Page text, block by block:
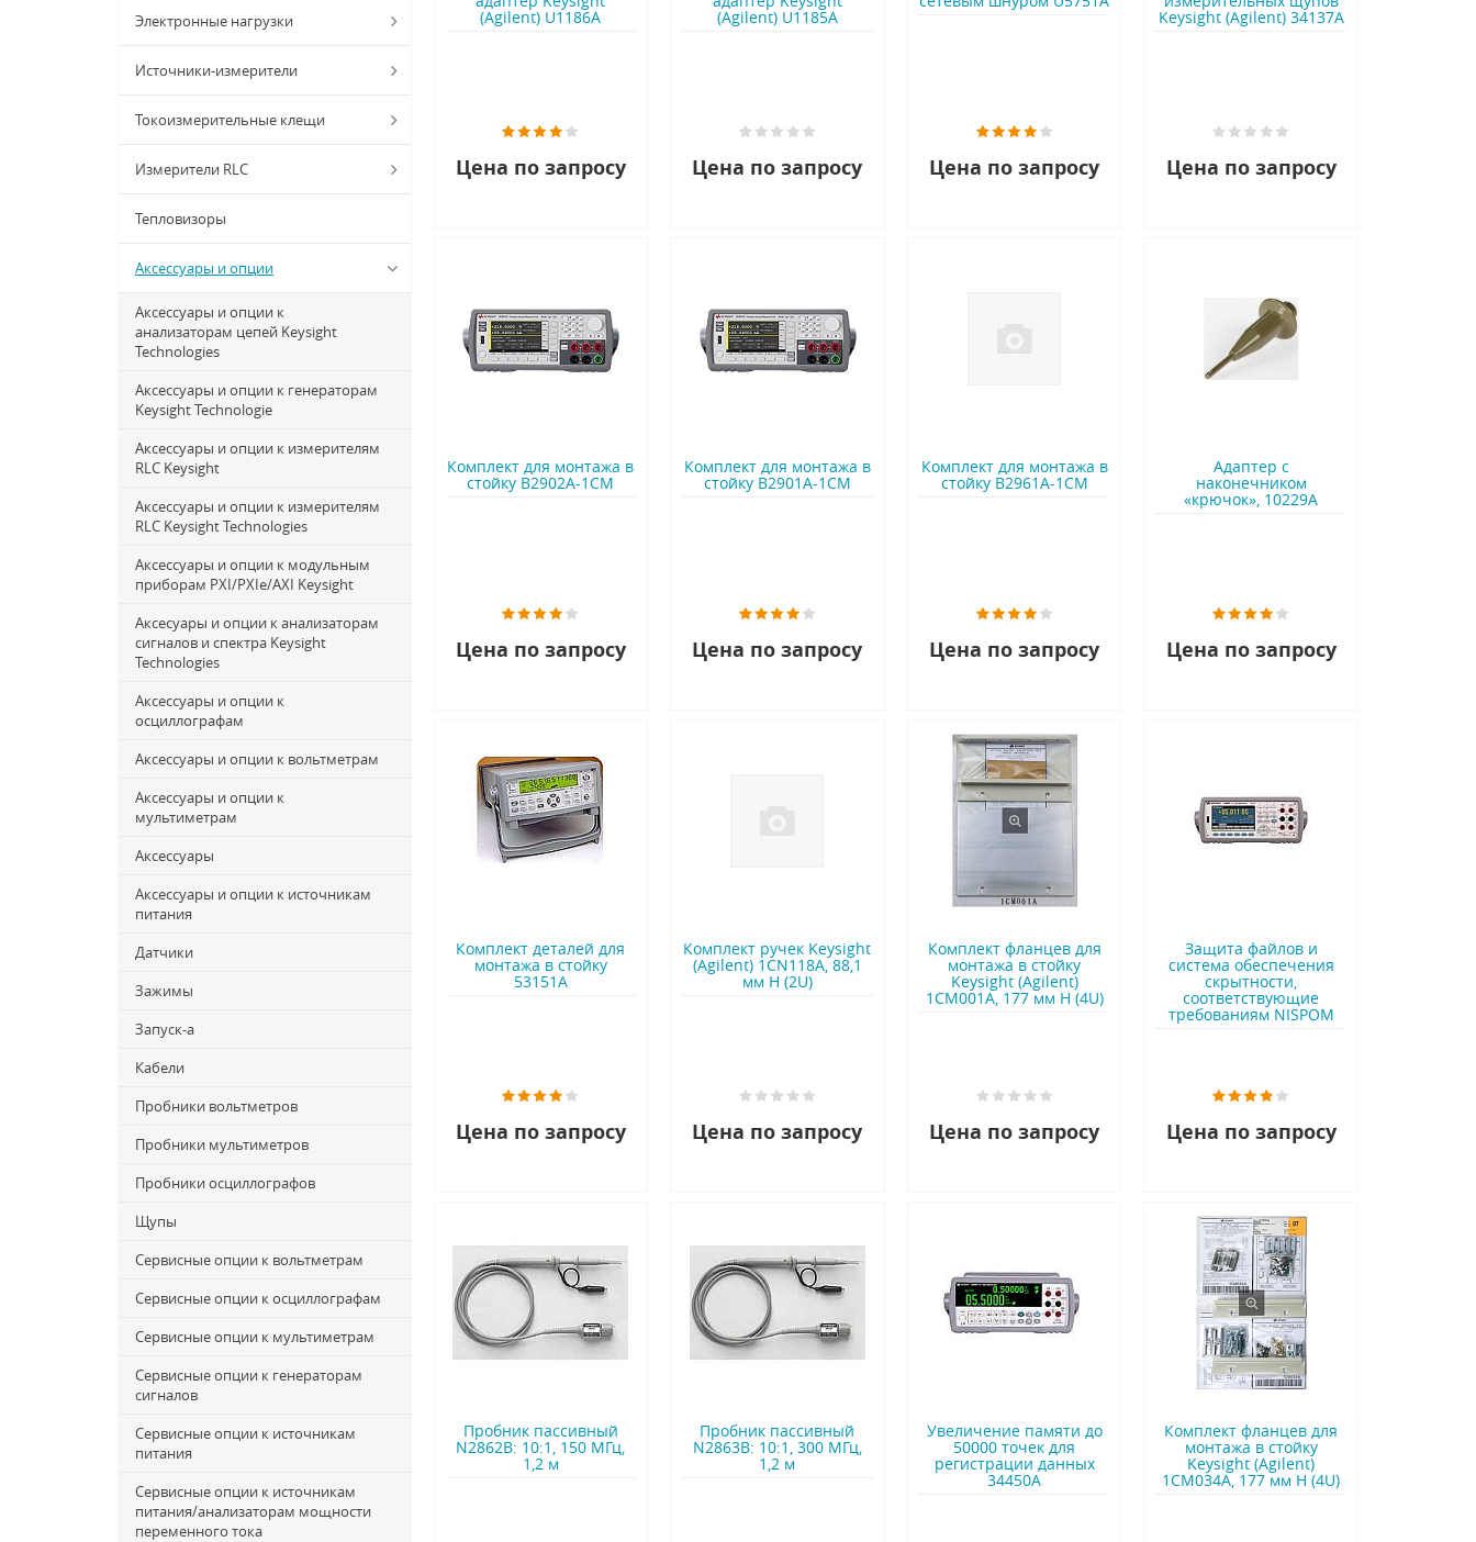
Электронные нагрузки
Источники-измерители
Токоизмерительные клещи
Измерители RLC
Тепловизоры
Аксессуары и опции
Аксессуары и опции к
анализаторам цепей Keysight
Technologies
Аксессуары и опции к генераторам
Keysight Technologie
Аксессуары и опции к измерителям
RLC Keysight
Аксессуары и опции к измерителям
RLC Keysight Technologies
Аксессуары и опции к модульным
приборам PXI/PXIe/AXI Keysight
Аксесуары и опции к анализаторам
сигналов и спектра Keysight
Technologies
Аксессуары и опции к
осциллографам
Аксессуары и опции к вольтметрам
Аксессуары и опции к
мультиметрам
Аксессуары
Аксессуары и опции к источникам
питания
Датчики
Зажимы
Запуск-a
Кабели
Пробники вольтметров
Пробники мультиметров
Пробники осциллографов
Щупы
Сервисные опции к вольтметрам
Сервисные опции к осциллографам
Сервисные опции к мультиметрам
Сервисные опции к генераторам
сигналов
Сервисные опции к источникам
питания
Сервисные опции к источникам
питания/анализаторам мощности
переменного тока
(Agilent) U1186A
Цена по запросу
(Agilent) U1185A
Цена по запросу Цена по запросу
Keysight (Agilent) 34137A
Цена по запросу
Комплект для монтажа в
стойку B2902A-1CM
Цена по запросу
Комплект для монтажа в
стойку B2901A-1CM
Цена по запросу
Комплект для монтажа в
стойку B2961A-1CM
Цена по запросу
Адаптер с
наконечником
«крючок», 10229A
Цена по запросу
Комплект деталей для
монтажа в стойку
53151A
Цена по запросу
Комплект ручек Keysight
(Agilent) 1CN118A, 88,1
мм H (2U)
Цена по запросу
Комплект фланцев для
монтажа в стойку
Keysight (Agilent)
1CM001A, 177 мм H (4U)
Цена по запросу
Защита файлов и
система обеспечения
скрытности,
соответствующие
требованиям NISPOM
Цена по запросу
Пробник пассивный
N2862B: 10:1, 150 МГц,
1,2 м
Пробник пассивный
N2863B: 10:1, 300 МГц,
1,2 м
Увеличение памяти до
50000 точек для
регистрации данных
34450A
Комплект фланцев для
монтажа в стойку
Keysight (Agilent)
1CM034A, 177 мм H (4U)